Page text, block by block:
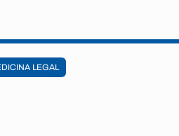
LEGAL